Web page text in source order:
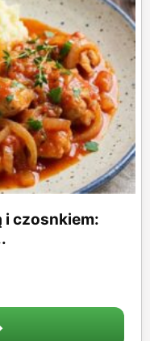
i czosnkiem: